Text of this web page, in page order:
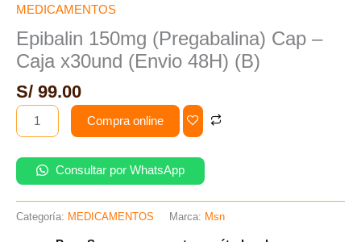
MEDICAMENTOS
Epibalin 150mg (Pregabalina) Cap –
Caja x30und (Envio 48H) (B)
S/ 99.00
Compra online
Consultar por WhatsApp
Categoría: MEDICAMENTOS Marca: Msn